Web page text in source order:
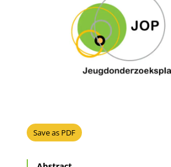
Save as PDF